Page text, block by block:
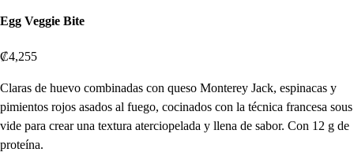
Egg Veggie Bite
₡4,255
Claras de huevo combinadas con queso Monterey Jack, espinacas y
pimientos rojos asados al fuego, cocinados con la técnica francesa sous
vide para crear una textura aterciopelada y llena de sabor. Con 12 g de
proteína.